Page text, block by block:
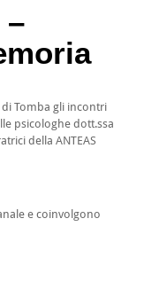
–
Tomba gli incontri
psicologhe dott.ssa
della ANTEAS
e coinvolgono